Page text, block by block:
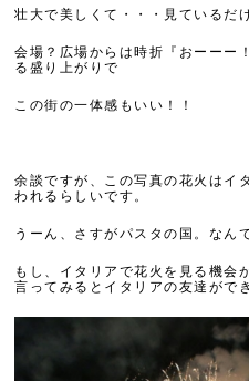
壮大で美しくて・・・見ているだ
会場？広場からは時折『おーーー
る盛り上がりで
この街の一体感もいい！！
余談ですが、この写真の花火はイ
われるらしいです。
うーん、さすがパスタの国。なん
もし、イタリアで花火を見る機会
言ってみるとイタリアの友達がで